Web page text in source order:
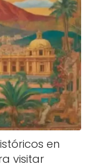
en
visitar